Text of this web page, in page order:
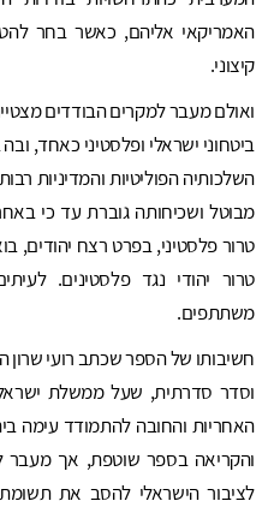
האמריקאי אליהם, כאשר בחר
קיצוני.
ואולם מעבר למקרים הבודדים
ביטחוני ישראלי ופלסטיני כאחד,
השלכותיה הפוליטיות והמדיניות
מבוטל ושכיחותה גוברת עד כי
טרור פלסטיני, בפרט רצח יהודים,
טרור יהודי נגד פלסטינים.
משתתפים.
חשיבותו של הספר שכתב רועי שרון
וסדר סדרתית, שעל ממשלת ישראל
האחריות והחובה להתמודד עימה
והקריאה בספר שוטפת, אך
לציבור הישראלי להסב את